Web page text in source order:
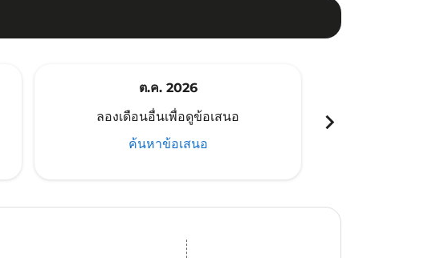
ต.ค. 2026
ลองเดือนอื่นเพื่อดูข้อเสนอ
ค้นหาข้อเสนอ
chevron_right
offers-disclaimer. ค้นหาข้อเสนอ
view-offers-disclaimer. ค้นหาข้อเสนอ
cmp-view-offers-disclaimer. ค้นหาข้อเสนอ
cmp-view-offers-disclaimer. ค้นหาข้อเสนอ
PQC–CJU: cmp-view-offers-disclaimer. ค้นหาข้อเสนอ
PQC–CJU: cmp-view-offers-disclaimer. ค้นหาข้อเสนอ
PQC–CJU: cmp-view-offers-disclaimer. ค้นหาข้อเสนอ
PQC–CJU: cmp-view-offers-disclaimer. ค้นหาข้อเสนอ
PQC–CJU: cmp-view-offers-disclaimer. ค้นหาข้อเสนอ
PQC–CJU: cmp-view-offers-disclaimer. ค้นหาข้อเ
PQC–CJU: cmp-view-offers-disclaimer. ค้นห